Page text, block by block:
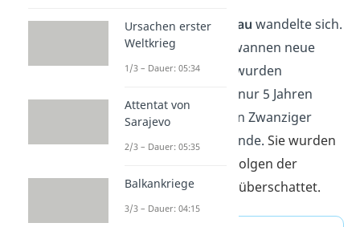
Auch dieRolle der Frau wandelte sich.
Deutsche Frauen gewannen neue
Freiheiten dazu und wurden
unabhängiger. Nach nur 5 Jahren
nahmen die Goldenen Zwanziger
allerdings ein jähes Ende. Sie wurden
schon bald von den Folgen der
Weltwirtschaftskrise überschattet.
Ursachen erster
Weltkrieg
1/3 – Dauer: 05:34
Attentat von
Sarajevo
2/3 – Dauer: 05:35
Balkankriege
3/3 – Dauer: 04:15